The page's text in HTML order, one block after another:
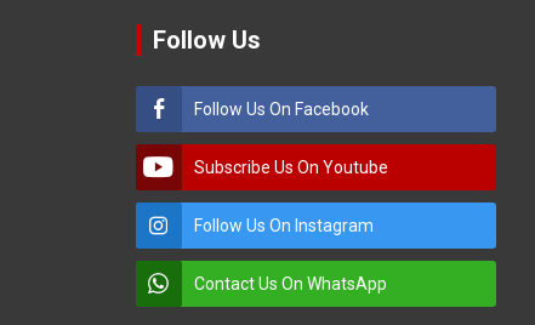
Follow Us
Follow Us On Facebook
Subscribe Us On Youtube
Follow Us On Instagram
Contact Us On WhatsApp